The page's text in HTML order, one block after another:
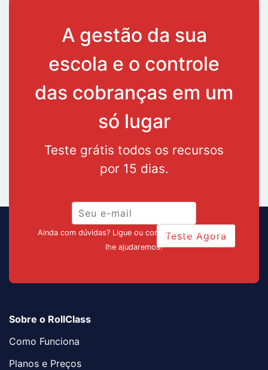
A gestão da sua
escola e o controle
das cobranças em um
só lugar
Teste grátis todos os recursos
por 15 dias.
Teste Agora
Ainda com dúvidas? Ligue ou converse pelo chat que
lhe ajudaremos!
Sobre o RollClass
Como Funciona
Planos e Preços